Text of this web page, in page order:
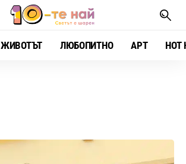
ЖИВОТЪТ ЛЮБОПИТНО АРТ HOT